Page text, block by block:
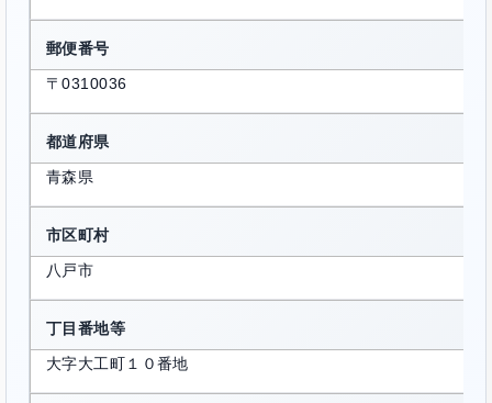
郵便番号
〒0310036
都道府県
青森県
市区町村
八戸市
丁目番地等
大字大工町１０番地